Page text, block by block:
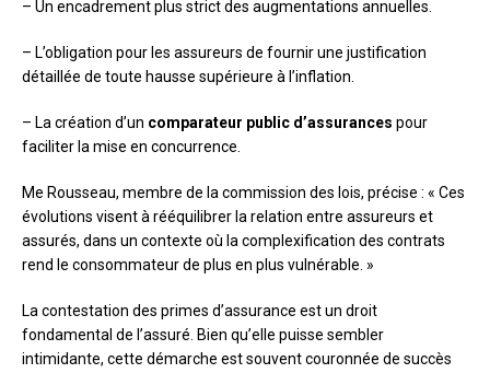
– Un encadrement plus strict des augmentations annuelles.
– L’obligation pour les assureurs de fournir une justification
détaillée de toute hausse supérieure à l’inflation.
– La création d’un comparateur public d’assurances pour
faciliter la mise en concurrence.
Me Rousseau, membre de la commission des lois, précise : « Ces
évolutions visent à rééquilibrer la relation entre assureurs et
assurés, dans un contexte où la complexification des contrats
rend le consommateur de plus en plus vulnérable. »
La contestation des primes d’assurance est un droit
fondamental de l’assuré. Bien qu’elle puisse sembler
intimidante, cette démarche est souvent couronnée de succès